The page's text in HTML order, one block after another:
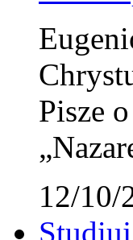
Pisze
12/10/